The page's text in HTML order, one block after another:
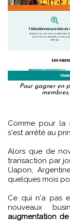
Pour gagner en
Comme pour la majorité des acteurs du tourisme, tout
s'est arrêté au
Alors que de
transaction par
(Japon,
quelques mois
Ce qui n'a pas
nouveaux
augmentation